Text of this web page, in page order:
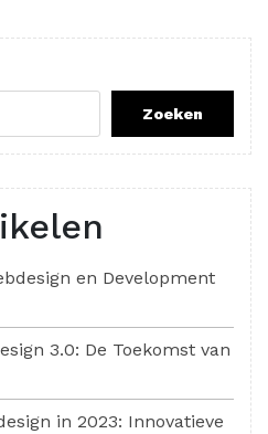
Zoeken
en Development
3.0: De Toekomst van
in 2023: Innovatieve